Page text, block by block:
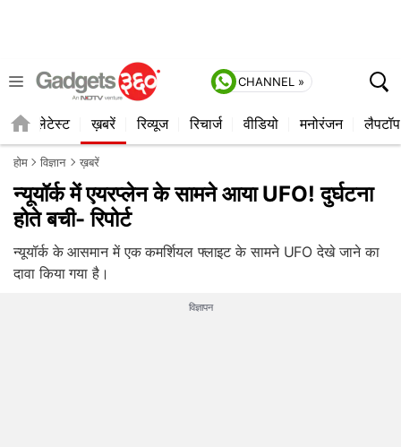
CHANNEL »
लेटेस्ट ख़बरें रिव्यूज रिचार्ज वीडियो मनोरंजन लैपटॉप
होम विज्ञान ख़बरें
न्यूयॉर्क में एयरप्लेन के सामने आया UFO! दुर्घटना
होते बची- रिपोर्ट
न्यूयॉर्क के आसमान में एक कमर्शियल फ्लाइट के सामने UFO देखे जाने का
दावा किया गया है।
विज्ञापन